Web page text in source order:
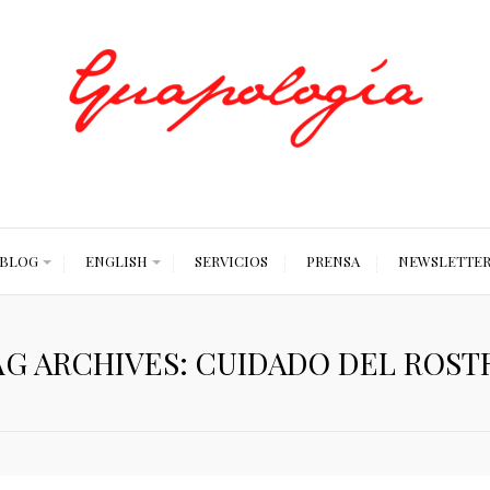
ENGLISH SERVICIOS PRENSA NEWSLETTER
ARCHIVES: CUIDADO DEL